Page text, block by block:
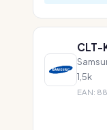
CLT-
1,5k
EAN: